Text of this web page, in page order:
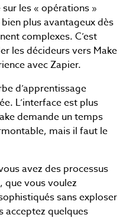
les « opérations »
plus avantageux dès
complexes. C’est
les décideurs vers Make
avec Zapier.
d’apprentissage
L’interface est plus
demande un temps
mais il faut le
avez des processus
que vous voulez
sans exploser
acceptez quelques